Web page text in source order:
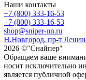
Наши контакты
+7 (800) 333-16-53
+7 (800) 333-16-53
shop@sniper-nn.ru
Н.Новгород, пр-т
2026 ©"Снайпер"
Обращаем ваше
носит исключительно
является публичной